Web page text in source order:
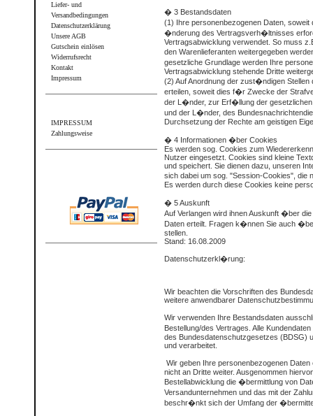
Liefer- und
Versandbedingungen
Datenschutzerklärung
Unsere AGB
Gutschein einlösen
Widerrufsrecht
Kontakt
Impressum
IMPRESSUM
Zahlungsweise
� 3 Bestandsdaten
(1) Ihre personenbezogenen Daten,
�nderung des Vertragsverh�ltnisses
Vertragsabwicklung verwendet. So muss
den Warenlieferanten weitergegeben
gesetzliche Grundlage werden Ihre
Vertragsabwicklung stehende Dritte
(2) Auf Anordnung der zust�ndigen
erteilen, soweit dies f�r Zwecke der
der L�nder, zur Erf�llung der
und der L�nder, des
Durchsetzung der Rechte am geistigen
� 4 Informationen �ber Cookies
Es werden sog. Cookies zum
Nutzer eingesetzt. Cookies sind kleine
und speichert. Sie dienen dazu, unseren
sich dabei um sog. "Session-Cookies",
Es werden durch diese Cookies keine
� 5 Auskunft
Auf Verlangen wird ihnen Auskunft �ber
Daten erteilt. Fragen k�nnen Sie auch
stellen.
Stand: 16.08.2009
Datenschutzerkl�rung:
Wir beachten die Vorschriften des
weitere anwendbarer
Wir verwenden Ihre Bestandsdaten
Bestellung/des Vertrages. Alle
des Bundesdatenschutzgesetzes (BDSG)
und verarbeitet.
Wir geben Ihre personenbezogenen
nicht an Dritte weiter. Ausgenommen
Bestellabwicklung die �bermittlung von
Versandunternehmen und das mit der
beschr�nkt sich der Umfang der